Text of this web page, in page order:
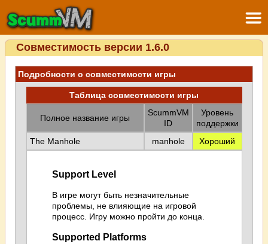
Совместимость версии 1.6.0
Подробности о совместимости игры
Таблица совместимости игры
Полное название игры
ScummVM
ID
Уровень
поддержки
The Manhole
manhole Хороший
Support Level
В игре могут быть незначительные
проблемы, не влияющие на игровой
процесс. Игру можно пройти до конца.
Supported Platforms